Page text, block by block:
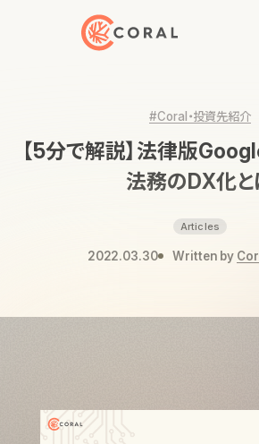
トップページへ戻る
#Coral・投資先紹介
【5分で解説】法律版
法務のDX化と
Articles
2022.03.30 Written by